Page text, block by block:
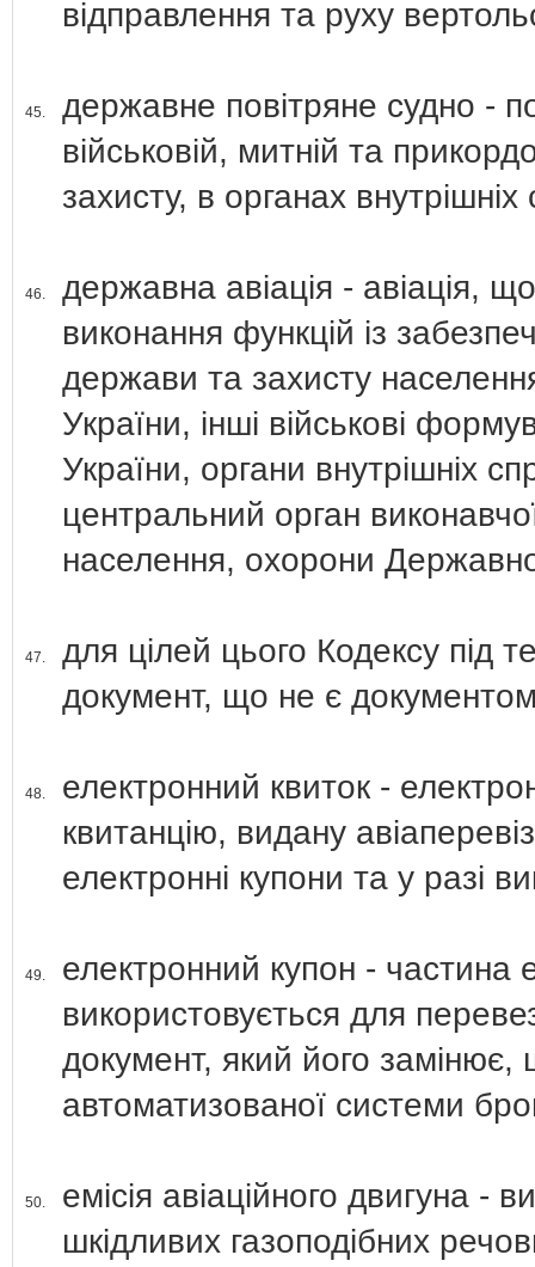
відправлення та руху
45.
державне повітряне судно -
військовій, митній та
захисту, в органах внутрішніх
46.
державна авіація - авіація,
виконання функцій із
держави та захисту
України, інші військові
України, органи внутрішніх
центральний орган
населення, охорони
47.
для цілей цього Кодексу під
документ, що не є
48.
електронний квиток -
квитанцію, видану
електронні купони та у разі
49.
електронний купон - частина
використовується для
документ, який його замінює,
автоматизованої системи
50.
емісія авіаційного двигуна -
шкідливих газоподібних